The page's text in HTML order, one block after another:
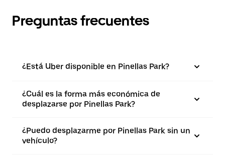
Preguntas frecuentes
¿Está Uber disponible en Pinellas Park?
¿Cuál es la forma más económica de
desplazarse por Pinellas Park?
¿Puedo desplazarme por Pinellas Park sin un
vehículo?